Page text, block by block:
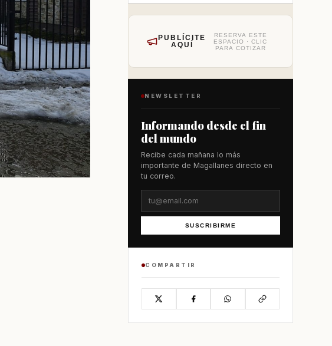
PUBLÍCITE
AQUÍ
RESERVA ESTE
ESPACIO · CLIC
PARA COTIZAR
NEWSLETTER
Informando desde el fin
del mundo
Recibe cada mañana lo más
importante de Magallanes directo en
tu correo.
SUSCRIBIRME
COMPARTIR